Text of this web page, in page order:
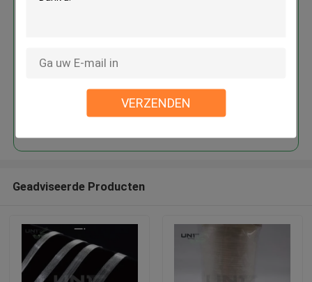
VERZENDEN
Doorgaan
Geadviseerde Producten